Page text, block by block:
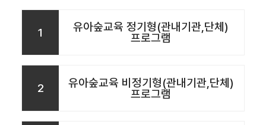
1
유아숲교육 정기형(관내기관,단체)
프로그램
2
유아숲교육 비정기형(관내기관,단체)
프로그램